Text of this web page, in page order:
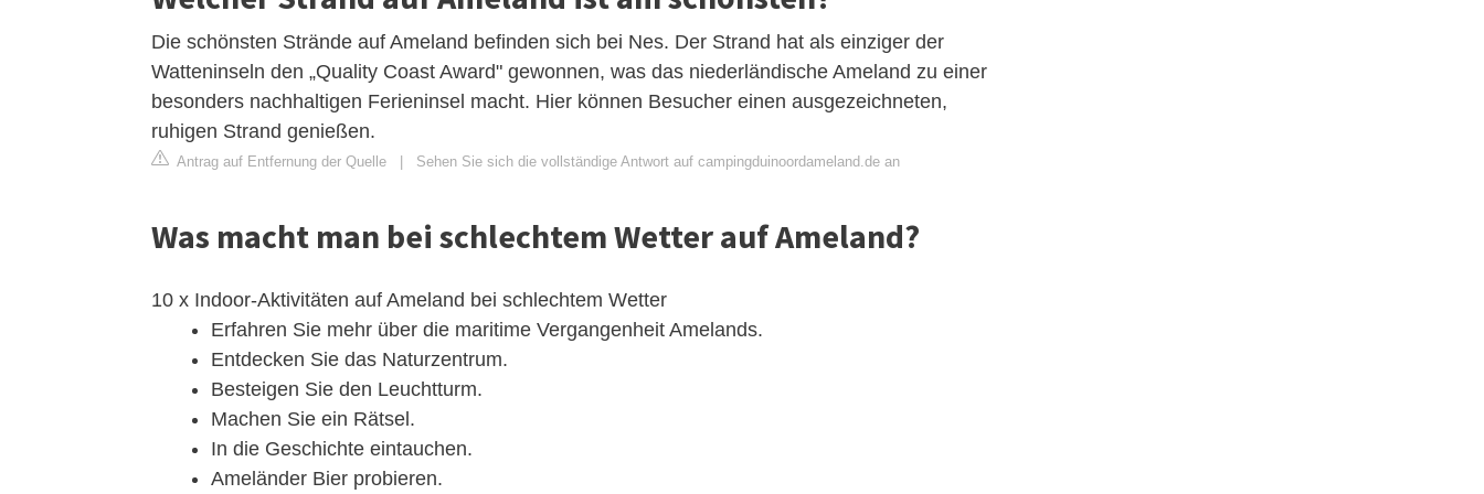
Die schönsten Strände auf Ameland befinden sich bei Nes. Der Strand hat als einziger der
Watteninseln den „Quality Coast Award" gewonnen, was das niederländische Ameland zu einer
besonders nachhaltigen Ferieninsel macht. Hier können Besucher einen ausgezeichneten,
ruhigen Strand genießen.
Antrag auf Entfernung der Quelle | Sehen Sie sich die vollständige Antwort auf campingduinoordameland.de an
Was macht man bei schlechtem Wetter auf Ameland?
10 x Indoor-Aktivitäten auf Ameland bei schlechtem Wetter
Erfahren Sie mehr über die maritime Vergangenheit Amelands.
Entdecken Sie das Naturzentrum.
Besteigen Sie den Leuchtturm.
Machen Sie ein Rätsel.
In die Geschichte eintauchen.
Ameländer Bier probieren.